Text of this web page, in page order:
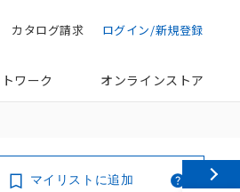
ログイン/新規登録
カタログ請求
ワーク オンラインストア
マイリストに追加